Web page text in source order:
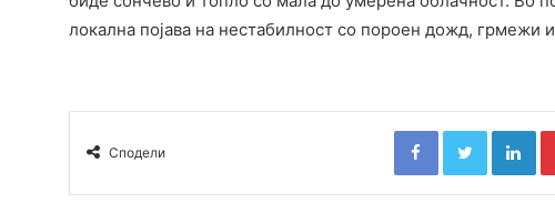
локална појава на нестабилност со пороен дожд, грмежи
Сподели
FacebookTwitter